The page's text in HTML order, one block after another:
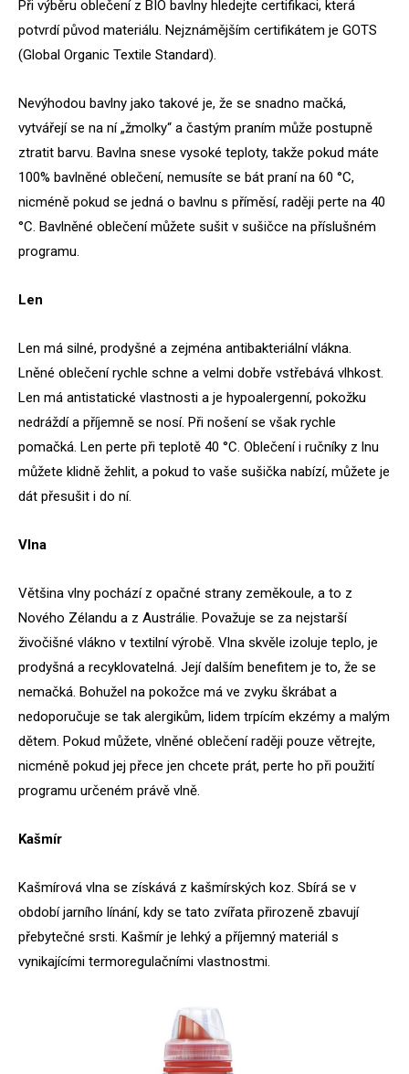
Při výběru oblečení z BIO bavlny hledejte certifikaci, která
potvrdí původ materiálu. Nejznámějším certifikátem je GOTS
(Global Organic Textile Standard).
Nevýhodou bavlny jako takové je, že se snadno mačká,
vytvářejí se na ní „žmolky“ a častým praním může postupně
ztratit barvu. Bavlna snese vysoké teploty, takže pokud máte
100% bavlněné oblečení, nemusíte se bát praní na 60 °C,
nicméně pokud se jedná o bavlnu s příměsí, raději perte na 40
°C. Bavlněné oblečení můžete sušit v sušičce na příslušném
programu.
Len
Len má silné, prodyšné a zejména antibakteriální vlákna.
Lněné oblečení rychle schne a velmi dobře vstřebává vlhkost.
Len má antistatické vlastnosti a je hypoalergenní, pokožku
nedráždí a příjemně se nosí. Při nošení se však rychle
pomačká. Len perte při teplotě 40 °C. Oblečení i ručníky z lnu
můžete klidně žehlit, a pokud to vaše sušička nabízí, můžete je
dát přesušit i do ní.
Vlna
Většina vlny pochází z opačné strany zeměkoule, a to z
Nového Zélandu a z Austrálie. Považuje se za nejstarší
živočišné vlákno v textilní výrobě. Vlna skvěle izoluje teplo, je
prodyšná a recyklovatelná. Její dalším benefitem je to, že se
nemačká. Bohužel na pokožce má ve zvyku škrábat a
nedoporučuje se tak alergikům, lidem trpícím ekzémy a malým
dětem. Pokud můžete, vlněné oblečení raději pouze větrejte,
nicméně pokud jej přece jen chcete prát, perte ho při použití
programu určeném právě vlně.
Kašmír
Kašmírová vlna se získává z kašmírských koz. Sbírá se v
období jarního línání, kdy se tato zvířata přirozeně zbavují
přebytečné srsti. Kašmír je lehký a příjemný materiál s
vynikajícími termoregulačními vlastnostmi.